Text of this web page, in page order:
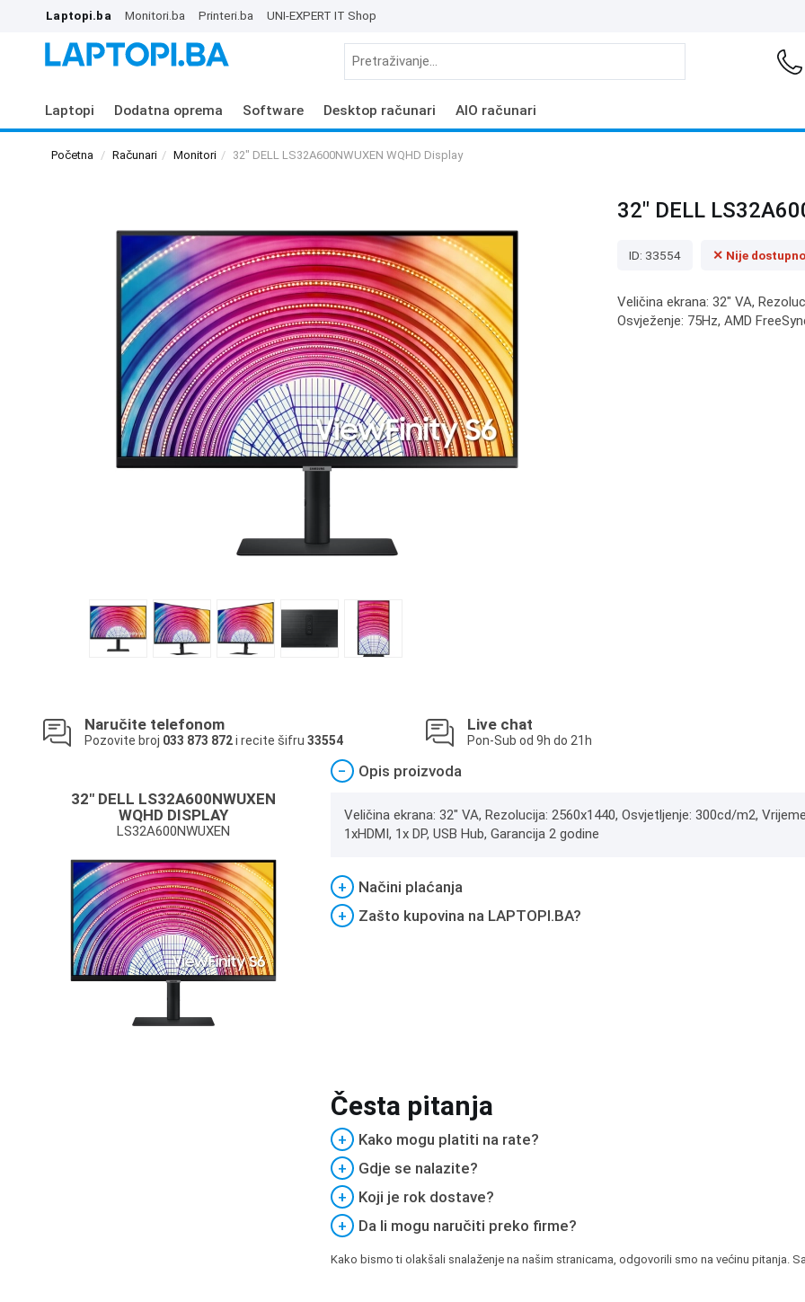
Laptopi.ba Monitori.ba Printeri.ba UNI-EXPERT IT Shop
Laptopi Dodatna oprema Software Desktop računari AIO računari
Početna Računari Monitori 32" DELL LS32A600NWUXEN WQHD Display
32" DELL
ID: 33554 ✕ Nije dostupno
Veličina ekrana: 32" VA,
Osvježenje: 75Hz, AMD
Naručite telefonom
Pozovite broj 033 873 872i recite šifru 33554
Live chat
Pon-Sub od 9h do 21h
32" DELL LS32A600NWUXEN
WQHD DISPLAY
LS32A600NWUXEN
− Opis proizvoda
Veličina ekrana: 32" VA, Rezolucija: 2560x1440, Osvjetljenje: 300cd/m2,
1xHDMI, 1x DP, USB Hub, Garancija 2 godine
+
Načini plaćanja
+
Zašto kupovina na LAPTOPI.BA?
Česta pitanja
+
Kako mogu platiti na rate?
+
Gdje se nalazite?
+
Koji je rok dostave?
+
Da li mogu naručiti preko firme?
Kako bismo ti olakšali snalaženje na našim stranicama, odgovorili smo na većinu pitanja.